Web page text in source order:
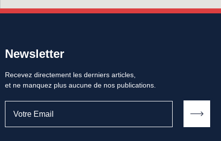
Newsletter
Recevez directement les derniers articles,
et ne manquez plus aucune de nos publications.